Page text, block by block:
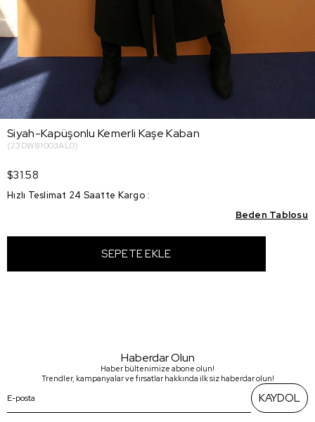
Siyah-Kapüşonlu Kemerli Kaşe Kaban
(23DW81003AL0)
$31.58
Hızlı Teslimat 24 Saatte Kargo :
Beden Tablosu
Haberdar Olun
Haber bültenimize abone olun!
Trendler, kampanyalar ve fırsatlar hakkında ilk siz haberdar olun!
KAYDOL